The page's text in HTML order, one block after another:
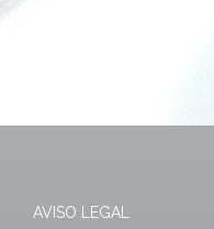
AVISO LEGAL